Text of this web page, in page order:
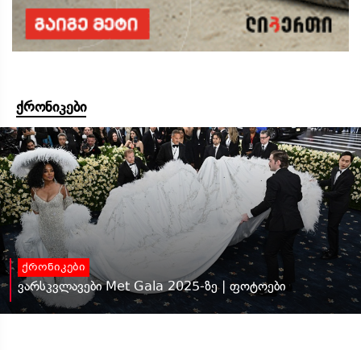
ქრონიკები
ქრონიკები
ვარსკვლავები Met Gala 2025-ზე | ფოტოები